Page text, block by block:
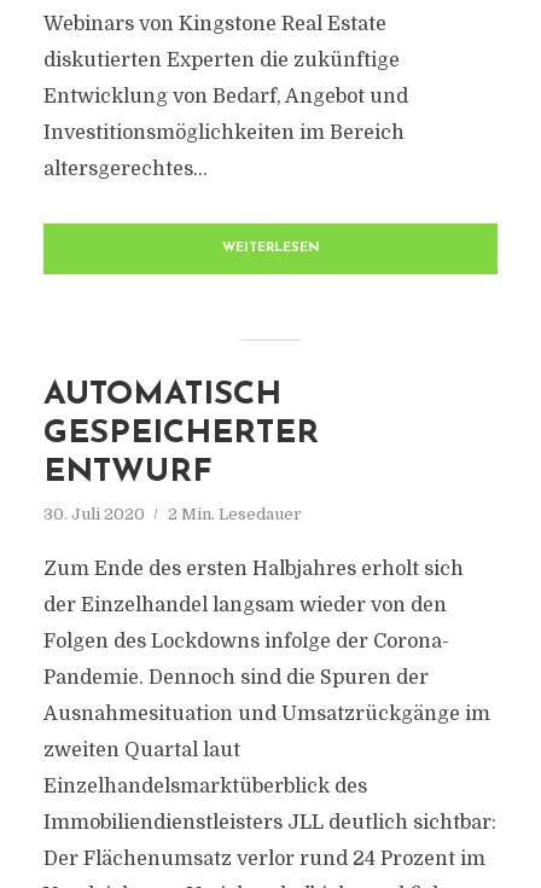
Webinars von Kingstone Real Estate
diskutierten Experten die zukünftige
Entwicklung von Bedarf, Angebot und
Investitionsmöglichkeiten im Bereich
altersgerechtes...
WEITERLESEN
AUTOMATISCH
GESPEICHERTER
ENTWURF
30. Juli 2020 2 Min. Lesedauer
Zum Ende des ersten Halbjahres erholt sich
der Einzelhandel langsam wieder von den
Folgen des Lockdowns infolge der Corona-
Pandemie. Dennoch sind die Spuren der
Ausnahmesituation und Umsatzrückgänge im
zweiten Quartal laut
Einzelhandelsmarktüberblick des
Immobiliendienstleisters JLL deutlich sichtbar:
Der Flächenumsatz verlor rund 24 Prozent im